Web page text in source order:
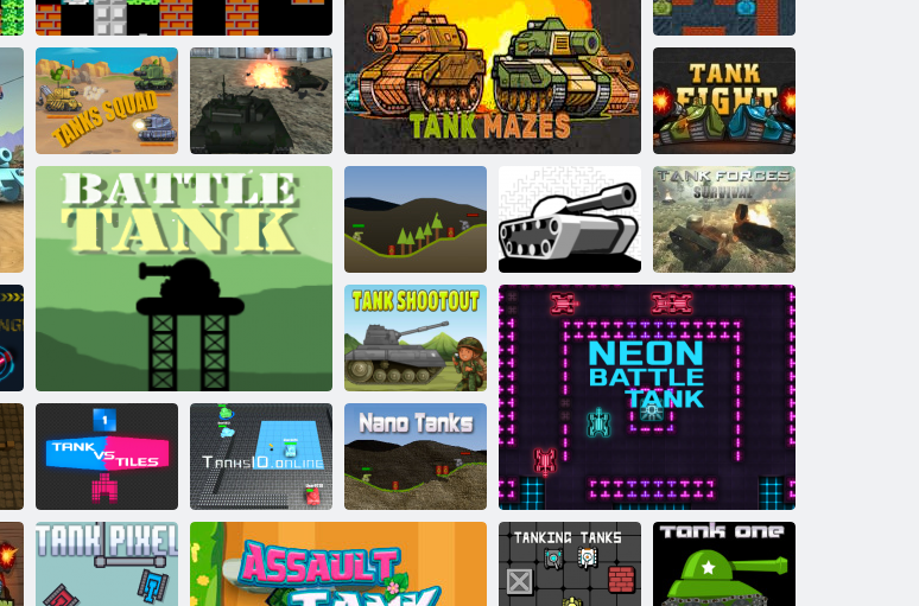
Battaglia di micro serbatoio
Carro armato 90
Extreme HD
linea
fantastici 2
Labirinti di carri armati
Battaglia di carri
armati
multiplayer
Squadra dei carri
armati
Tank Off
Combattimento
del carro armato
Serbatoio di battaglia
Battaglia di Mini
Tank
Problemi con il
serbatoio
Forze di carro
armato:
sopravvivenza
Sparatutto del
serbatoio
Serbatoio contro
le piastrelle
Tanksio. online Serbatoi di Nano